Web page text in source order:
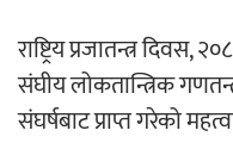
राष्ट्रिय प्रजातन्त्र
संघीय लोकतान्त्रिक
संघर्षबाट प्राप्त गरेको